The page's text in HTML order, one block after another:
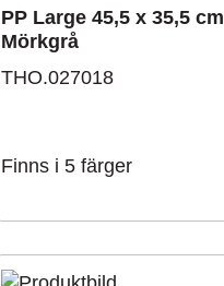
PP Large 45,5 x 35,5 cm
Mörkgrå
THO.027018
Finns i 5 färger